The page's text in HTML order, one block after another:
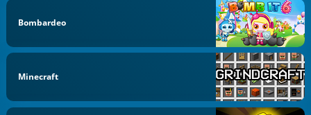
Bombardeo
Minecraft